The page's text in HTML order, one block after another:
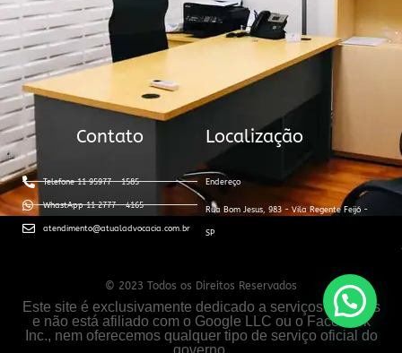
Contato
Telefone 11 95977 - 1585
WhastApp 11 2777 - 4165
atendimento@atualadvocacia.com.br
Localização
Endereço
Rua Bom Jesus, 983 - Vila Regente Feijó -
SP
© 2023 Todos os Direitos Reservados
Este site é exclusivamente dedicado a serviços jurídicos
e não está afiliado com o Google LLC ou o Facebook
Inc., nem oferecemos qualquer tipo de serviço oficial do
governo.